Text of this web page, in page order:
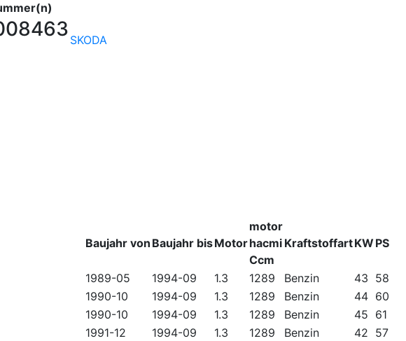
SKODA
Baujahr von Baujahr bisMotor
motor
hacmi
Ccm
KraftstoffartKW PS
1989-05 1994-09 1.3 1289 Benzin 43 58
1990-10 1994-09 1.3 1289 Benzin 44 60
1990-10 1994-09 1.3 1289 Benzin 45 61
1991-12 1994-09 1.3 1289 Benzin 42 57